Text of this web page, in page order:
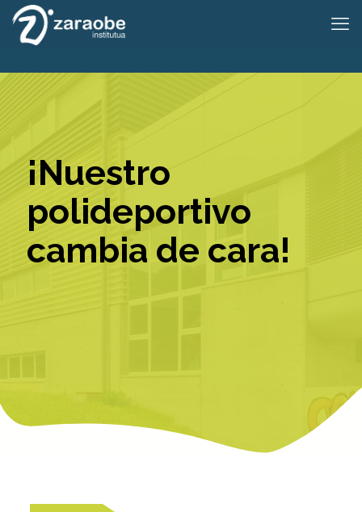
¡Nuestro
polideportivo
cambia de cara!